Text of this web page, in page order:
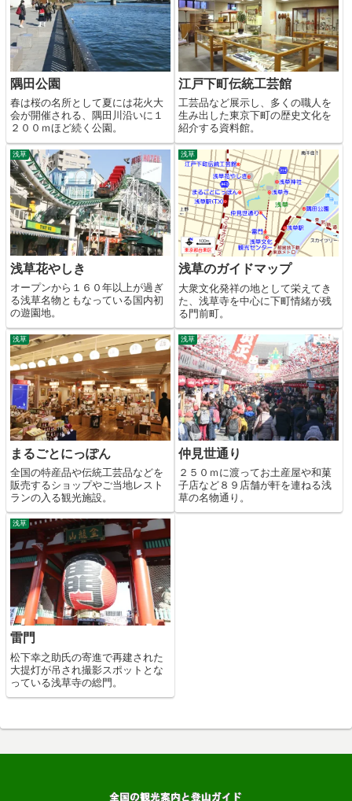
隅田公園
春は桜の名所として夏には花火大
会が開催される、隅田川沿いに１
２００ｍほど続く公園。
江戸下町伝統工芸館
工芸品など展示し、多くの職人を
生み出した東京下町の歴史文化を
紹介する資料館。
浅草
浅草花やしき
オープンから１６０年以上が過ぎ
る浅草名物ともなっている国内初
の遊園地。
浅草
浅草のガイドマップ
大衆文化発祥の地として栄えてき
た、浅草寺を中心に下町情緒が残
る門前町。
浅草
まるごとにっぽん
全国の特産品や伝統工芸品などを
販売するショップやご当地レスト
ランの入る観光施設。
浅草
仲見世通り
２５０ｍに渡ってお土産屋や和菓
子店など８９店舗が軒を連ねる浅
草の名物通り。
浅草
雷門
松下幸之助氏の寄進で再建された
大提灯が吊され撮影スポットとな
っている浅草寺の総門。